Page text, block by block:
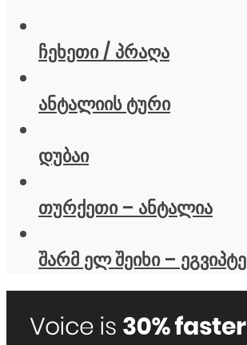
ჩეხეთი / პრაღა
ანტალიის ტური
დუბაი
თურქეთი – ანტალია
შარმ ელ შეიხი – ეგვიპტე